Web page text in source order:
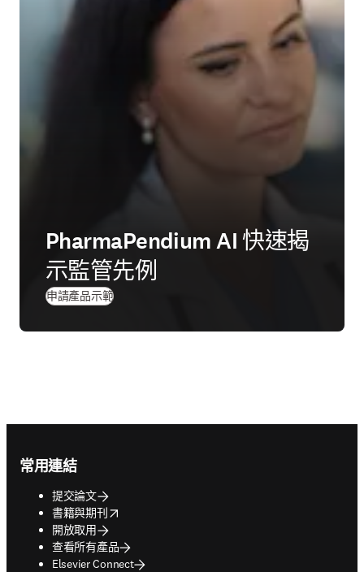
PharmaPendium AI 快速揭
示監管先例
申請產品示範
常用連結
提交論文
書籍與期刊
opens in new tab/window
開放取用
查看所有產品
Elsevier Connect